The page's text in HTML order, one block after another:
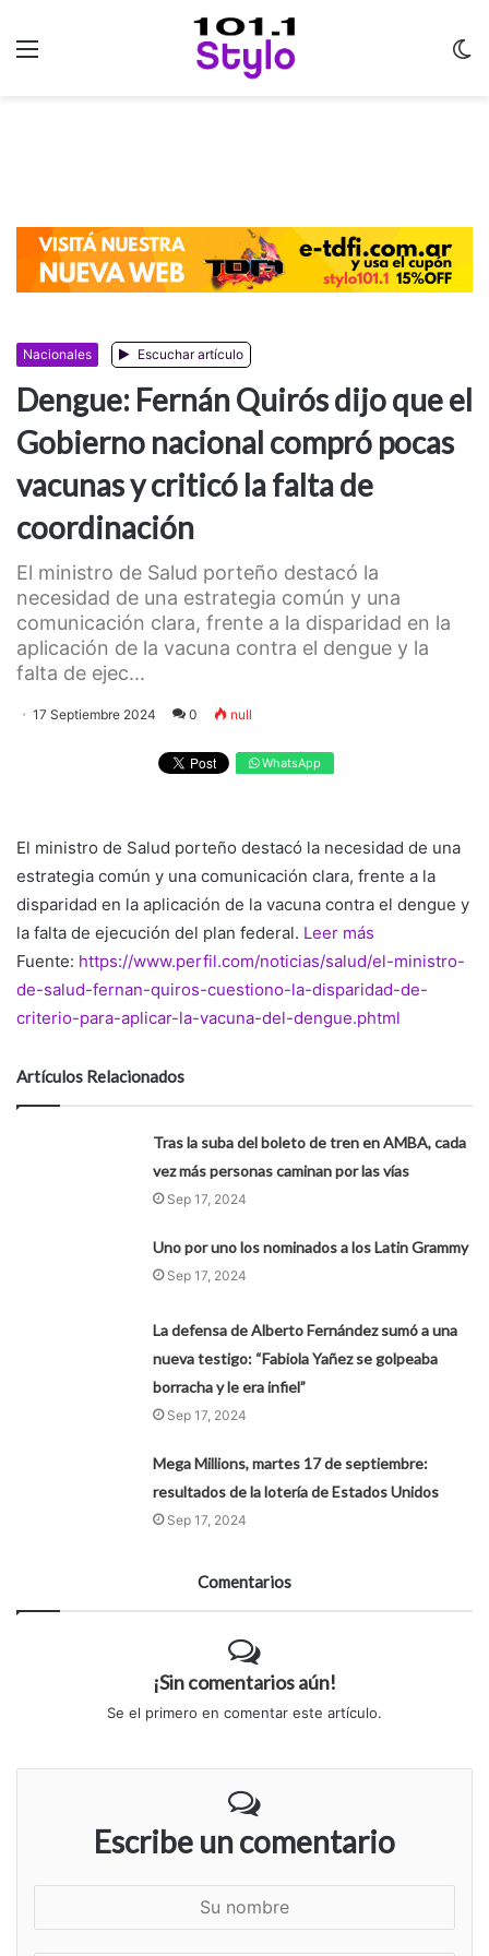
Nacionales Escuchar artículo
Dengue: Fernán Quirós dijo que el
Gobierno nacional compró pocas
vacunas y criticó la falta de
coordinación
El ministro de Salud porteño destacó la
necesidad de una estrategia común y una
comunicación clara, frente a la disparidad en la
aplicación de la vacuna contra el dengue y la
falta de ejec...
17 Septiembre 2024 0 null
WhatsApp
El ministro de Salud porteño destacó la necesidad de una
estrategia común y una comunicación clara, frente a la
disparidad en la aplicación de la vacuna contra el dengue y
la falta de ejecución del plan federal. Leer más
Fuente: https://www.perfil.com/noticias/salud/el-ministro-
de-salud-fernan-quiros-cuestiono-la-disparidad-de-
criterio-para-aplicar-la-vacuna-del-dengue.phtml
Artículos Relacionados
Tras la suba del boleto de tren en AMBA, cada
vez más personas caminan por las vías
Sep 17, 2024
Uno por uno los nominados a los Latin Grammy
Sep 17, 2024
La defensa de Alberto Fernández sumó a una
nueva testigo: “Fabiola Yañez se golpeaba
borracha y le era infiel”
Sep 17, 2024
Mega Millions, martes 17 de septiembre:
resultados de la lotería de Estados Unidos
Sep 17, 2024
Comentarios
¡Sin comentarios aún!
Se el primero en comentar este artículo.
Escribe un comentario